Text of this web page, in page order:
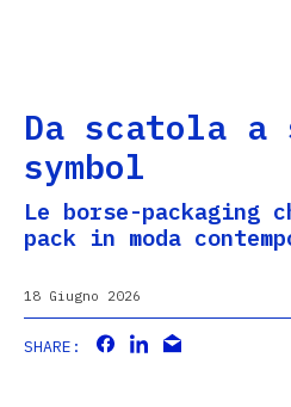
ABOUT
Da scatola a
symbol
Le borse-packaging
pack in moda
18 Giugno 2026
SHARE: